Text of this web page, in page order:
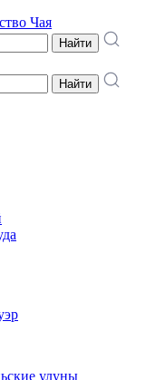
Найти
Найти
улуны